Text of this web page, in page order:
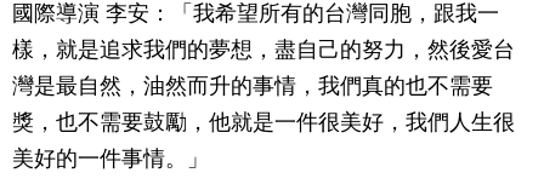
國際導演 李安：「我希望所有的台灣同胞，跟我一
樣，就是追求我們的夢想，盡自己的努力，然後愛台
灣是最自然，油然而升的事情，我們真的也不需要
獎，也不需要鼓勵，他就是一件很美好，我們人生很
美好的一件事情。」